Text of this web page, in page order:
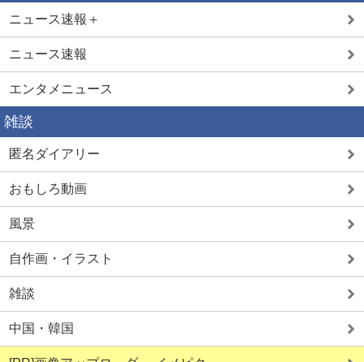
ニュース速報＋
ニュース速報
エンタメニュース
雑談
匿名ダイアリー
おもしろ動画
風景
自作画・イラスト
雑談
中国・韓国